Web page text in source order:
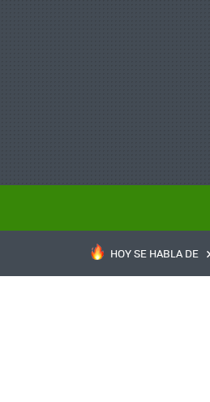
HOY SE HABLA DE